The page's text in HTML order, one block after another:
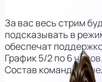
За вас весь стрим
подсказывать в
обеспечат
График 5/2 по 6 часов.
Состав команды: 3